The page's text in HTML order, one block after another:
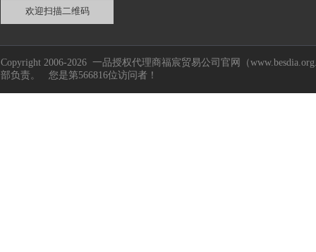
欢迎扫描二维码
Copyright 2006-2026 一品授权代理商福宸贸易公司官网（
部负责。 您是第566816位访问者！